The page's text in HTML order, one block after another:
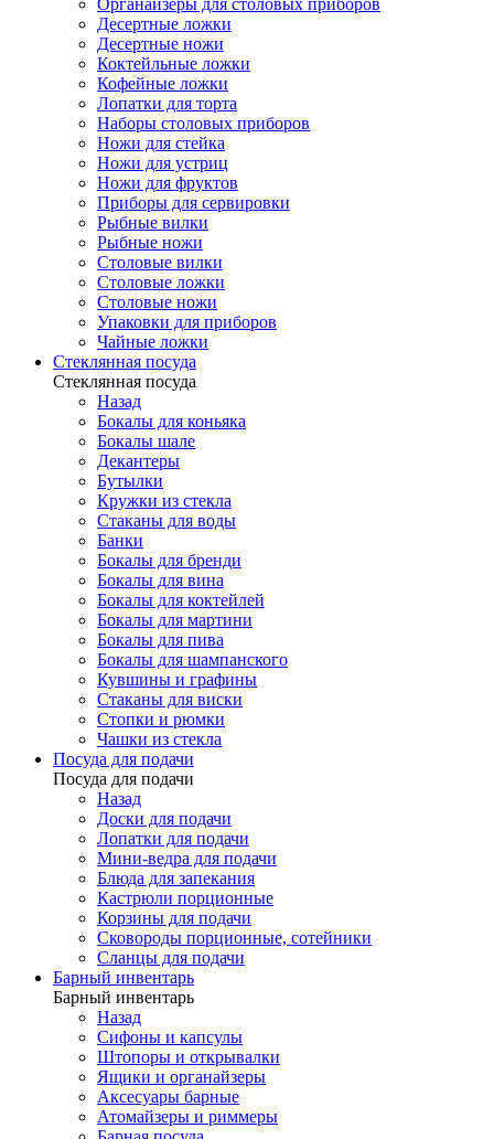
Десертные ложки
Десертные ножи
Коктейльные ложки
Кофейные ложки
Лопатки для торта
Наборы столовых приборов
Ножи для стейка
Ножи для устриц
Ножи для фруктов
Приборы для сервировки
Рыбные вилки
Рыбные ножи
Столовые вилки
Столовые ложки
Столовые ножи
Упаковки для приборов
Чайные ложки
Стеклянная посуда
Стеклянная посуда
Назад
Бокалы для коньяка
Бокалы шале
Декантеры
Бутылки
Кружки из стекла
Стаканы для воды
Банки
Бокалы для бренди
Бокалы для вина
Бокалы для коктейлей
Бокалы для мартини
Бокалы для пива
Бокалы для шампанского
Кувшины и графины
Стаканы для виски
Стопки и рюмки
Чашки из стекла
Посуда для подачи
Посуда для подачи
Назад
Доски для подачи
Лопатки для подачи
Мини-ведра для подачи
Блюда для запекания
Кастрюли порционные
Корзины для подачи
Сковороды порционные, сотейники
Сланцы для подачи
Барный инвентарь
Барный инвентарь
Назад
Сифоны и капсулы
Штопоры и открывалки
Ящики и органайзеры
Аксесуары барные
Атомайзеры и риммеры